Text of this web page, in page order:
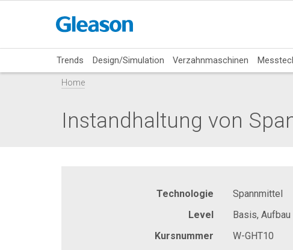
Trends Design/Simulation Verzahnmaschinen
Home
Instandhaltung von
Technologie
Spannmittel
Level
Basis, Aufbau
Kursnummer
W-GHT10